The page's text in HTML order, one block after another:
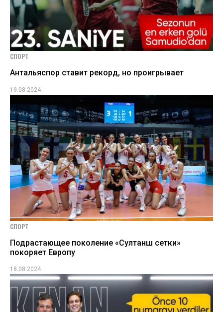
СПОРТ
Антальяспор ставит рекорд, но проигрывает
19.08.2024
СПОРТ
Подрастающее поколение «Султанш сетки»
покоряет Европу
18.08.2024